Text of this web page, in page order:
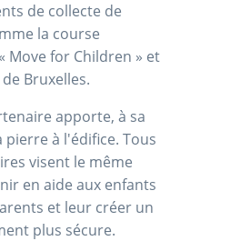
de collecte de
la course
« Move for Children » et
Bruxelles.
apporte, à sa
pierre à l'édifice. Tous
visent le même
en aide aux enfants
et leur créer un
plus sécure.